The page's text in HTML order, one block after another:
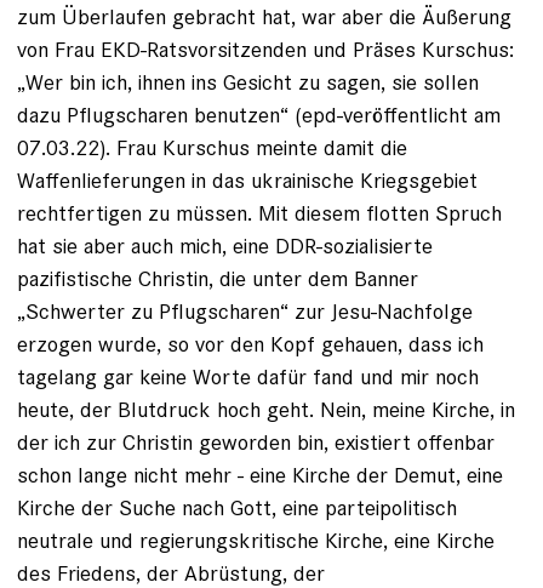
zum Überlaufen gebracht hat, war aber die Äußerung
von Frau EKD-Ratsvorsitzenden und Präses Kurschus:
„Wer bin ich, ihnen ins Gesicht zu sagen, sie sollen
dazu Pflugscharen benutzen“ (epd-veröffentlicht am
07.03.22). Frau Kurschus meinte damit die
Waffenlieferungen in das ukrainische Kriegsgebiet
rechtfertigen zu müssen. Mit diesem flotten Spruch
hat sie aber auch mich, eine DDR-sozialisierte
pazifistische Christin, die unter dem Banner
„Schwerter zu Pflugscharen“ zur Jesu-Nachfolge
erzogen wurde, so vor den Kopf gehauen, dass ich
tagelang gar keine Worte dafür fand und mir noch
heute, der Blutdruck hoch geht. Nein, meine Kirche, in
der ich zur Christin geworden bin, existiert offenbar
schon lange nicht mehr - eine Kirche der Demut, eine
Kirche der Suche nach Gott, eine parteipolitisch
neutrale und regierungskritische Kirche, eine Kirche
des Friedens, der Abrüstung, der